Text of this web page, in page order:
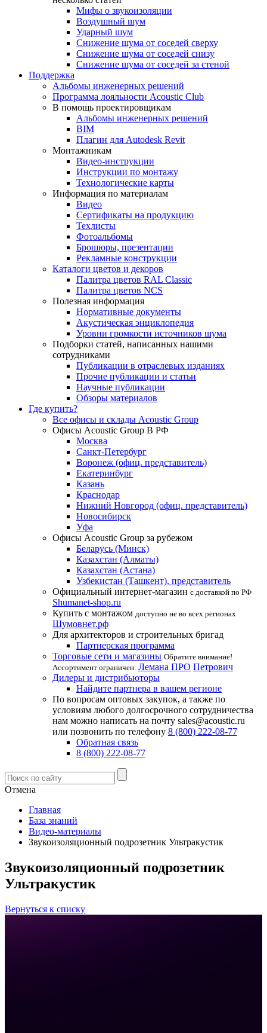
Мифы о звукоизоляции
Воздушный шум
Ударный шум
Снижение шума от соседей сверху
Снижение шума от соседей снизу
Снижение шума от соседей за стеной
Поддержка
Альбомы инженерных решений
Программа лояльности Acoustic Club
В помощь проектировщикам
Альбомы инженерных решений
BIM
Плагин для Autodesk Revit
Монтажникам
Видео-инструкции
Инструкции по монтажу
Технологические карты
Информация по материалам
Видео
Сертификаты на продукцию
Техлисты
Фотоальбомы
Брошюры, презентации
Рекламные конструкции
Каталоги цветов и декоров
Палитра цветов RAL Сlassic
Палитра цветов NCS
Полезная информация
Нормативные документы
Акустическая энциклопедия
Уровни громкости источников шума
Подборки статей, написанных нашими
сотрудниками
Публикации в отраслевых изданиях
Прочие публикации и статьи
Научные публикации
Обзоры материалов
Где купить?
Все офисы и склады Acoustic Group
Офисы Acoustic Group В РФ
Москва
Санкт-Петербург
Воронеж (офиц. представитель)
Екатеринбург
Казань
Краснодар
Нижний Новгород (офиц. представитель)
Новосибирск
Уфа
Офисы Acoustic Group за рубежом
Беларусь (Минск)
Казахстан (Алматы)
Казахстан (Астана)
Узбекистан (Ташкент), представитель
Официальный интернет-магазин с доставкой по РФ
Shumanet-shop.ru
Купить с монтажом доступно не во всех регионах
Шумовнет.рф
Для архитекторов и строительных бригад
Партнерская программа
Торговые сети и магазины Обратите внимание!
Ассортимент ограничен. Лемана ПРО Петрович
Дилеры и дистрибьюторы
Найдите партнера в вашем регионе
По вопросам оптовых закупок, а также по
условиям любого долгосрочного сотрудничества
нам можно написать на почту sales@acoustic.ru
или позвонить по телефону 8 (800) 222-08-77
Обратная связь
8 (800) 222-08-77
Отмена
Главная
База знаний
Видео-материалы
Звукоизоляционный подрозетник Ультракустик
Звукоизоляционный подрозетник
Ультракустик
Вернуться к списку